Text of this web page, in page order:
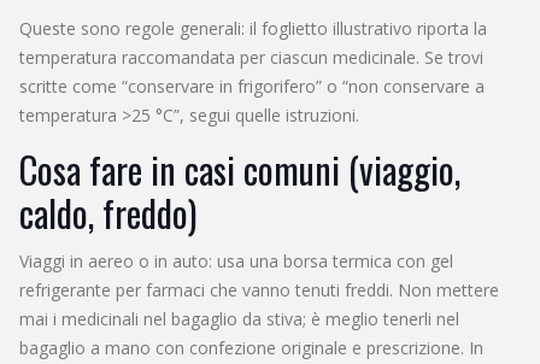
Queste sono regole generali: il foglietto illustrativo riporta la
temperatura raccomandata per ciascun medicinale. Se trovi
scritte come “conservare in frigorifero” o “non conservare a
temperatura >25 °C”, segui quelle istruzioni.
Cosa fare in casi comuni (viaggio,
caldo, freddo)
Viaggi in aereo o in auto: usa una borsa termica con gel
refrigerante per farmaci che vanno tenuti freddi. Non mettere
mai i medicinali nel bagaglio da stiva; è meglio tenerli nel
bagaglio a mano con confezione originale e prescrizione. In